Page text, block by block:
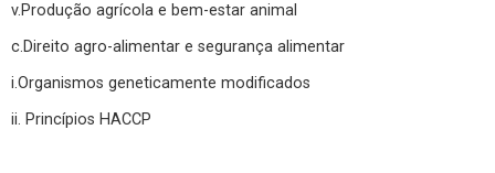
v.Produção agrícola e bem-estar animal
c.Direito agro-alimentar e segurança alimentar
i.Organismos geneticamente modificados
ii. Princípios HACCP